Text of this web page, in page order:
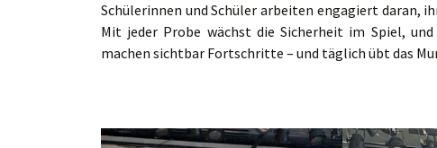
Schülerinnen und Schüler arbeiten engagiert daran,
Mit jeder Probe wächst die Sicherheit im Spiel,
machen sichtbar Fortschritte – und täglich übt das